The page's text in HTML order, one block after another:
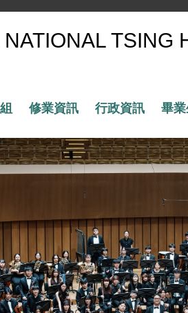
修業資訊 行政資訊 畢